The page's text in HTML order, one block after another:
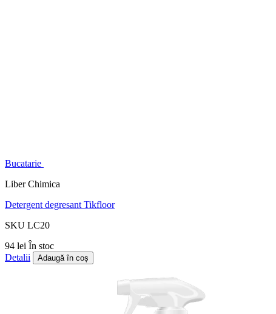
Bucatarie
Liber Chimica
Detergent degresant Tikfloor
SKU LC20
94 lei În stoc
Detalii
Adaugă în coș